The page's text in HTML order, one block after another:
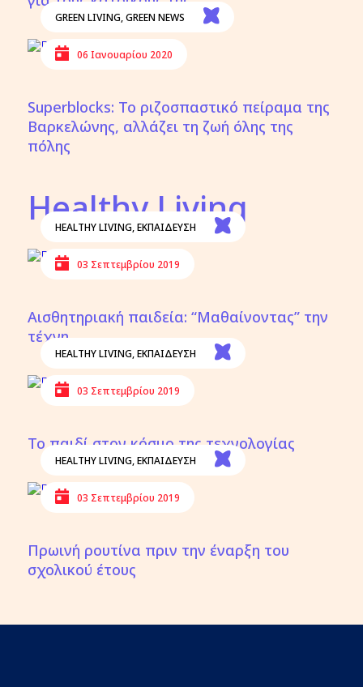
GREEN LIVING,GREEN NEWS
06 Ιανουαρίου 2020
Superblocks: Το ριζοσπαστικό πείραμα της
Βαρκελώνης, αλλάζει τη ζωή όλης της
πόλης
Healthy Living
HEALTHY LIVING,ΕΚΠΑΙΔΕΥΣΗ
03 Σεπτεμβρίου 2019
Αισθητηριακή παιδεία: “Μαθαίνοντας” την
τέχνη
HEALTHY LIVING,ΕΚΠΑΙΔΕΥΣΗ
03 Σεπτεμβρίου 2019
Το παιδί στον κόσμο της τεχνολογίας
HEALTHY LIVING,ΕΚΠΑΙΔΕΥΣΗ
03 Σεπτεμβρίου 2019
Πρωινή ρουτίνα πριν την έναρξη του
σχολικού έτους